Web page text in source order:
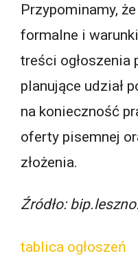
Przypominamy,
formalne i
treści ogłoszenia
planujące udział
na konieczność
oferty pisemnej
złożenia.
Źródło:
tablica ogłoszeń